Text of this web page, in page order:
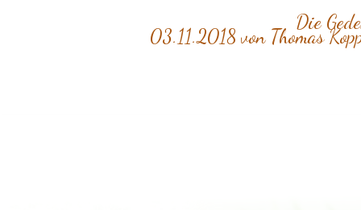
Die
03.11.2018 von Thomas